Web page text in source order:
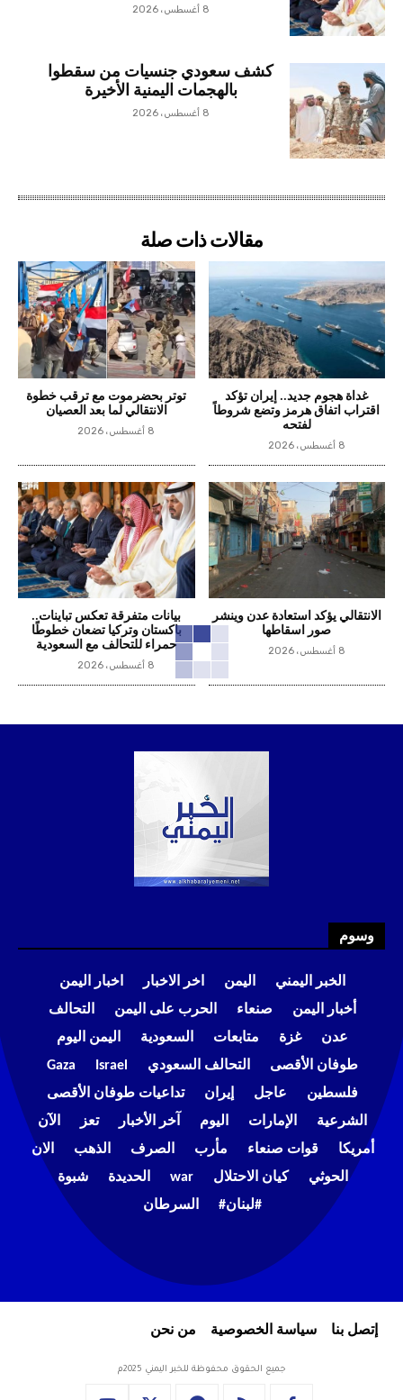
8 أغسطس، 2026
كشف سعودي جنسيات من سقطوا
بالهجمات اليمنية الأخيرة
8 أغسطس، 2026
مقالات ذات صلة
غداة هجوم جديد.. إيران تؤكد
اقتراب اتفاق هرمز وتضع شروطاً
لفتحه
8 أغسطس، 2026
توتر بحضرموت مع ترقب خطوة
الانتقالي لما بعد العصيان
8 أغسطس، 2026
الانتقالي يؤكد استعادة عدن وينشر
صور اسقاطها
8 أغسطس، 2026
بيانات متفرقة تعكس تباينات..
باكستان وتركيا تضعان خطوطًا
حمراء للتحالف مع السعودية
8 أغسطس، 2026
وسوم
الخبر اليمني اليمن اخر الاخبار
اخبار اليمن
أخبار اليمن
صنعاء الحرب على اليمن
التحالف
عدن
غزة متابعات السعودية
اليمن اليوم
طوفان الأقصى
التحالف السعودي Israel
Gaza
فلسطين
عاجل إيران
تداعيات طوفان الأقصى
الشرعية
الإمارات اليوم آخر الأخبار تعز
الآن
أمريكا
قوات صنعاء مأرب الصرف الذهب
الان
الحوثي
كيان الاحتلال war الحديدة
شبوة
#لبنان#
السرطان
إتصل بنا سياسة الخصوصية من نحن
جميع الحقوق محفوظة للخبر اليمني 2025م